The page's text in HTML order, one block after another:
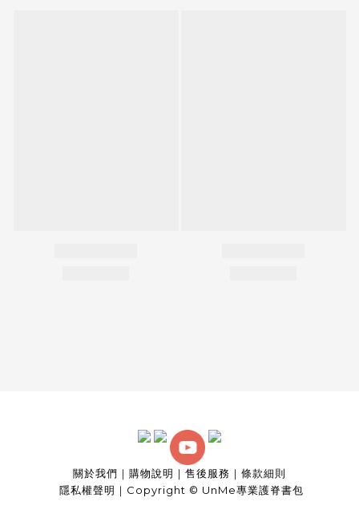
關於我們 ｜ 購物說明 ｜ 售後服務 ｜ 條款細則
隱私權聲明 ｜ Copyright © UnMe專業護脊書包